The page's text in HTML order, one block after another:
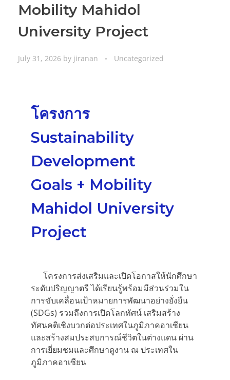
Mobility Mahidol
University Project
July 31, 2026 by jiranan Uncategorized
โครงการ
Sustainability
Development
Goals + Mobility
Mahidol University
Project
โครงการส่งเสริมและเปิดโอกาสให้นักศึกษา
ระดับปริญญาตรี ได้เรียนรู้พร้อมมีส่วนร่วมใน
การขับเคลื่อนเป้าหมายการพัฒนาอย่างยั่งยืน
(SDGs) รวมถึงการเปิดโลกทัศน์ เสริมสร้าง
ทัศนคติเชิงบวกต่อประเทศในภูมิภาคอาเซียน
และสร้างสมประสบการณ์ชีวิตในต่างแดน ผ่าน
การเยี่ยมชมและศึกษาดูงาน ณ ประเทศใน
ภูมิภาคอาเซียน